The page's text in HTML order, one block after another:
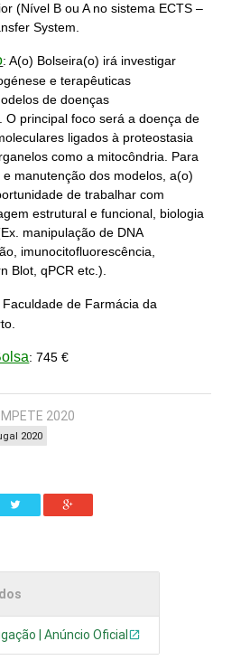
(Nível B ou A no sistema ECTS –
System.
: A(o) Bolseira(o) irá investigar
e terapêuticas
de doenças
O principal foco será a doença de
ligados à proteostasia
como a mitocôndria. Para
manutenção dos modelos, a(o)
de trabalhar com
estrutural e funcional, biologia
manipulação de DNA
imunocitofluorescência,
Blot, qPCR etc.).
Faculdade de Farmácia da
: 745 €
2020
2020
| Anúncio Oficial